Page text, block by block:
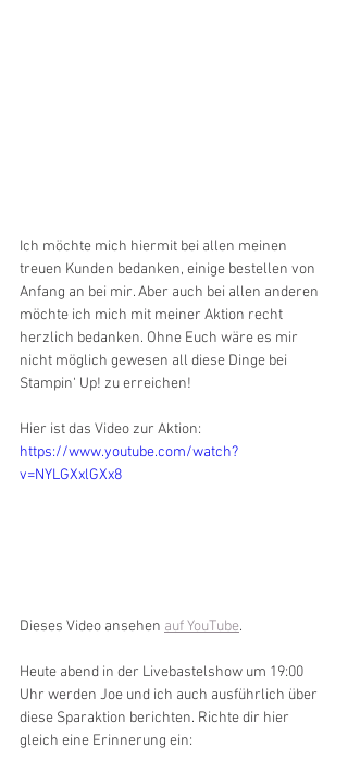
Ich möchte mich hiermit bei allen meinen
treuen Kunden bedanken, einige bestellen von
Anfang an bei mir. Aber auch bei allen anderen
möchte ich mich mit meiner Aktion recht
herzlich bedanken. Ohne Euch wäre es mir
nicht möglich gewesen all diese Dinge bei
Stampin‘ Up! zu erreichen!
Hier ist das Video zur Aktion:
https://www.youtube.com/watch?
v=NYLGXxlGXx8
Dieses Video ansehen auf YouTube.
Heute abend in der Livebastelshow um 19:00
Uhr werden Joe und ich auch ausführlich über
diese Sparaktion berichten. Richte dir hier
gleich eine Erinnerung ein: